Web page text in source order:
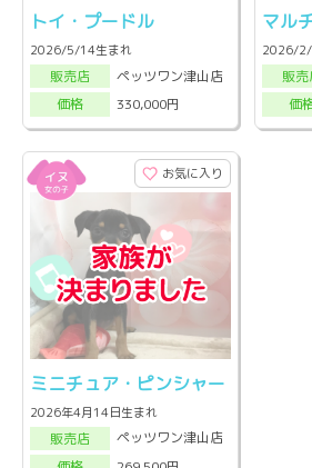
トイ・プードル
2026/5/14生まれ
販売店
ペッツワン津山店
価格
330,000円
マル
2026/2/
販売
価
お気に入り
ミニチュア・ピンシャー
2026年4月14日生まれ
販売店
ペッツワン津山店